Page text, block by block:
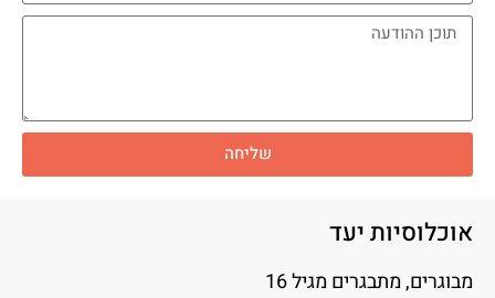
שליחה
אוכלוסיות יעד
מבוגרים, מתבגרים מגיל 16